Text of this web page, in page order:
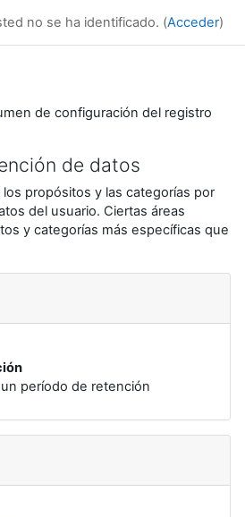
no se ha identificado. (Acceder)
de configuración del registro
de datos
propósitos y las categorías por
del usuario. Ciertas áreas
y categorías más específicas que
período de retención